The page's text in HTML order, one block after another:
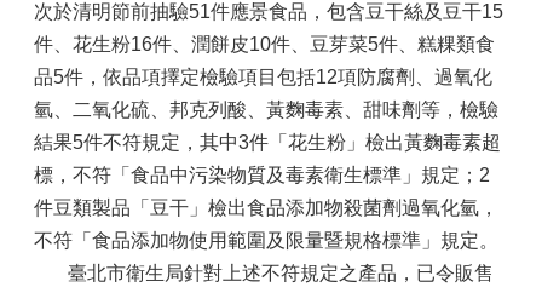
次於清明節前抽驗51件應景食品，包含豆干絲及豆干15
件、花生粉16件、潤餅皮10件、豆芽菜5件、糕粿類食
品5件，依品項擇定檢驗項目包括12項防腐劑、過氧化
氫、二氧化硫、邦克列酸、黃麴毒素、甜味劑等，檢驗
結果5件不符規定，其中3件「花生粉」檢出黃麴毒素超
標，不符「食品中污染物質及毒素衛生標準」規定；2
件豆類製品「豆干」檢出食品添加物殺菌劑過氧化氫，
不符「食品添加物使用範圍及限量暨規格標準」規定。
臺北市衛生局針對上述不符規定之產品，已令販售